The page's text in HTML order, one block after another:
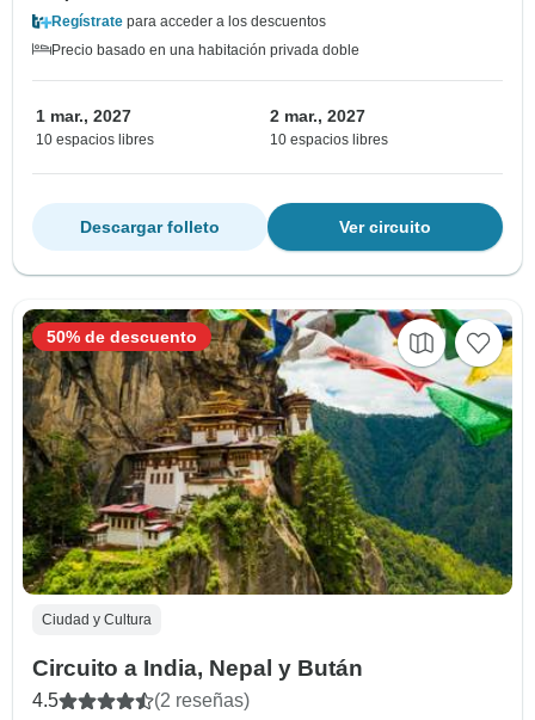
Regístrate para acceder a los descuentos
Precio basado en una habitación privada doble
1 mar., 2027
10 espacios libres
2 mar., 2027
10 espacios libres
Ver circuito
Descargar folleto
Ciudad y Cultura
Circuito a India, Nepal y Bután
4.5 (2 reseñas)
50% de descuento